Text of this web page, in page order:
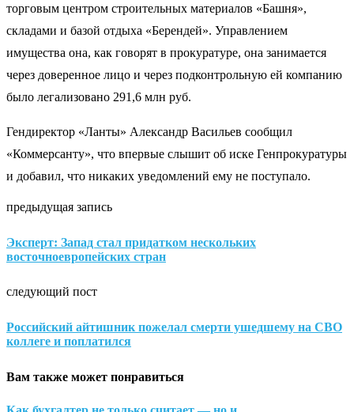
торговым центром строительных материалов «Башня»,
складами и базой отдыха «Берендей». Управлением
имущества она, как говорят в прокуратуре, она занимается
через доверенное лицо и через подконтрольную ей компанию
было легализовано 291,6 млн руб.
Гендиректор «Ланты» Александр Васильев сообщил
«Коммерсанту», что впервые слышит об иске Генпрокуратуры
и добавил, что никаких уведомлений ему не поступало.
предыдущая запись
Эксперт: Запад стал придатком нескольких
восточноевропейских стран
следующий пост
Российский айтишник пожелал смерти ушедшему на СВО
коллеге и поплатился
Вам также может понравиться